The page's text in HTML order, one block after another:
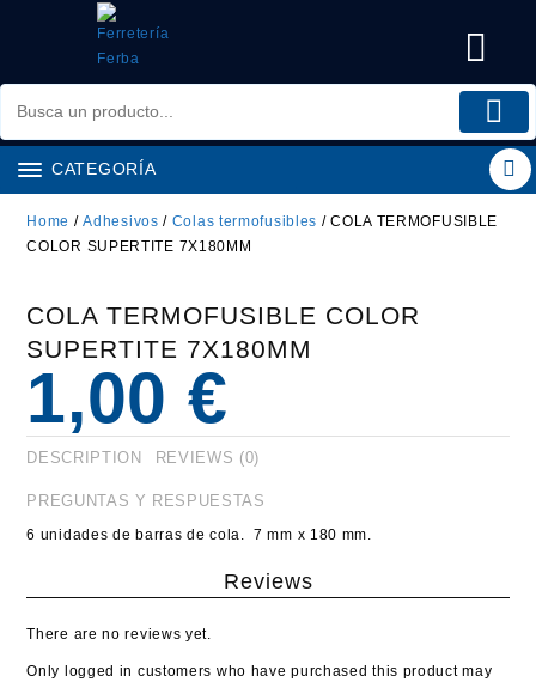
CATEGORÍA
Home /Adhesivos / Colas termofusibles / COLA TERMOFUSIBLE
COLOR SUPERTITE 7X180MM
COLA TERMOFUSIBLE COLOR
SUPERTITE 7X180MM
1,00 €
DESCRIPTION REVIEWS (0)
PREGUNTAS Y RESPUESTAS
6 unidades de barras de cola. 7 mm x 180 mm.
Reviews
There are no reviews yet.
Only logged in customers who have purchased this product may